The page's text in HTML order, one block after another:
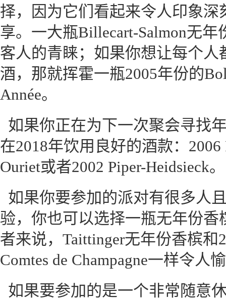
择，因为它们看起来令人印象
享。一大瓶Billecart-Salmon无
客人的青睐；如果你想让每个
酒，那就挥霍一瓶2005年份的
Année。
如果你正在为下一次聚会寻找
在2018年饮用良好的酒款：2006
Ouriet或者2002 Piper-Heidsieck。
如果你要参加的派对有很多人
验，你也可以选择一瓶无年份
者来说，Taittinger无年份香槟和
Comtes de Champagne一样令人
如果要参加的是一个非常随意